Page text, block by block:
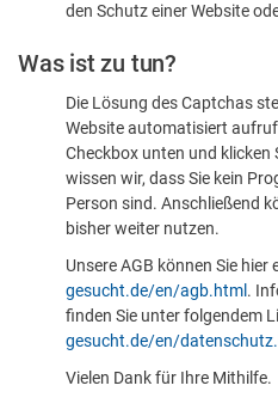
sind
den Schutz einer Website
Was ist zu tun?
Die Lösung des Captchas
Website automatisiert
Checkbox unten und klicken
wissen wir, dass Sie kein
Person sind. Anschließend
bisher weiter nutzen.
Unsere AGB können Sie hier
gesucht.de/en/agb.html .
finden Sie unter folgendem
gesucht.de/en/
Vielen Dank für Ihre Mithilfe.